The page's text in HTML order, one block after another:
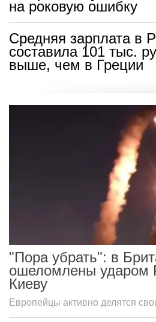
на роковую ошибку
Средняя зарплата в
составила 101 тыс.
выше, чем в Греции
"Пора убрать": в
ошеломлены ударом
Киеву
Европейцы активно делятся